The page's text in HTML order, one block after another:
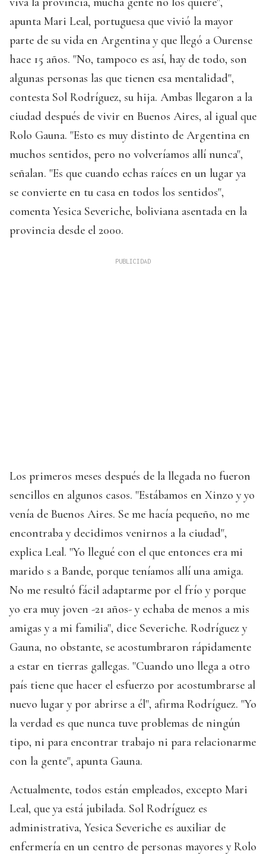
apunta Mari Leal, portuguesa que vivió la mayor
parte de su vida en Argentina y que llegó a Ourense
hace 15 años. "No, tampoco es así, hay de todo, son
algunas personas las que tienen esa mentalidad",
contesta Sol Rodríguez, su hija. Ambas llegaron a la
ciudad después de vivir en Buenos Aires, al igual que
Rolo Gauna. "Esto es muy distinto de Argentina en
muchos sentidos, pero no volveríamos allí nunca",
señalan. "Es que cuando echas raíces en un lugar ya
se convierte en tu casa en todos los sentidos",
comenta Yesica Severiche, boliviana asentada en la
provincia desde el 2000.
Los primeros meses después de la llegada no fueron
sencillos en algunos casos. "Estábamos en Xinzo y yo
venía de Buenos Aires. Se me hacía pequeño, no me
encontraba y decidimos venirnos a la ciudad",
explica Leal. "Yo llegué con el que entonces era mi
marido s a Bande, porque teníamos allí una amiga.
No me resultó fácil adaptarme por el frío y porque
yo era muy joven -21 años- y echaba de menos a mis
amigas y a mi familia", dice Severiche. Rodríguez y
Gauna, no obstante, se acostumbraron rápidamente
a estar en tierras gallegas. "Cuando uno llega a otro
país tiene que hacer el esfuerzo por acostumbrarse al
nuevo lugar y por abrirse a él", afirma Rodríguez. "Yo
la verdad es que nunca tuve problemas de ningún
tipo, ni para encontrar trabajo ni para relacionarme
con la gente", apunta Gauna.
Actualmente, todos están empleados, excepto Mari
Leal, que ya está jubilada. Sol Rodríguez es
administrativa, Yesica Severiche es auxiliar de
enfermería en un centro de personas mayores y Rolo